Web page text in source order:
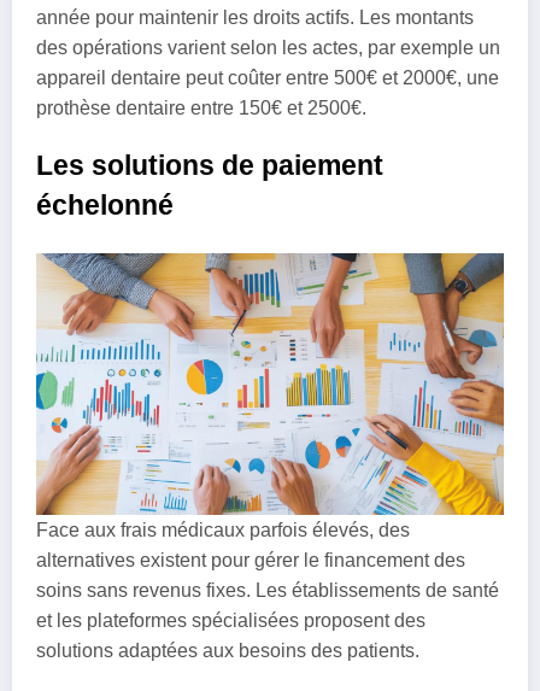
année pour maintenir les droits actifs. Les montants
des opérations varient selon les actes, par exemple un
appareil dentaire peut coûter entre 500€ et 2000€, une
prothèse dentaire entre 150€ et 2500€.
Les solutions de paiement
échelonné
Face aux frais médicaux parfois élevés, des
alternatives existent pour gérer le financement des
soins sans revenus fixes. Les établissements de santé
et les plateformes spécialisées proposent des
solutions adaptées aux besoins des patients.